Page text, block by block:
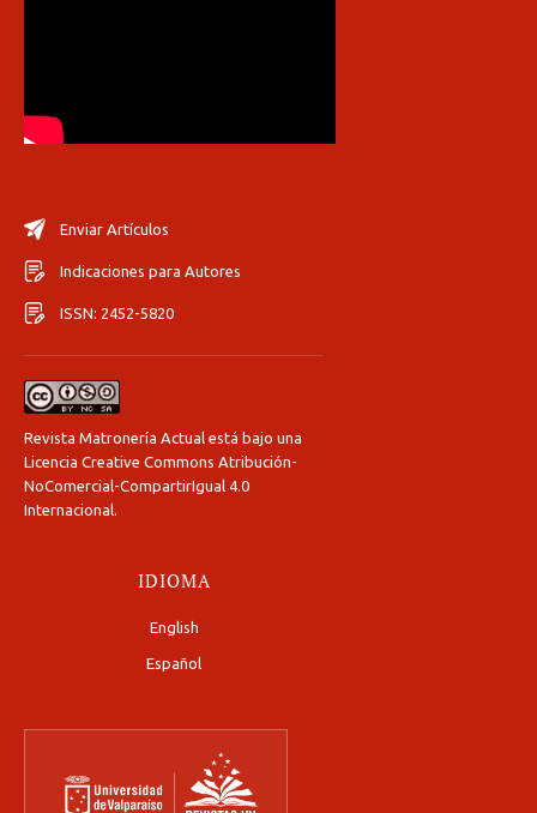
Enviar Artículos
Indicaciones para Autores
ISSN: 2452-5820
Revista Matronería Actual está bajo una
Licencia Creative Commons Atribución-
NoComercial-CompartirIgual 4.0
Internacional.
IDIOMA
English
Español